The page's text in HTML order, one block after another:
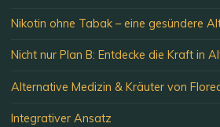
Nikotin ohne Tabak – eine gesündere
Nicht nur Plan B: Entdecke die Kraft in
Alternative Medizin & Kräuter von
Integrativer Ansatz